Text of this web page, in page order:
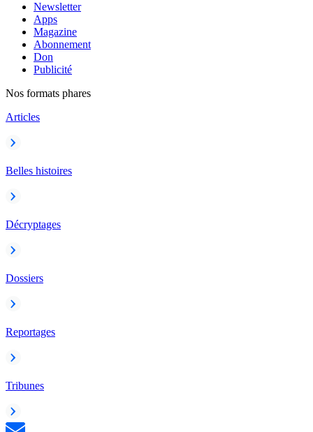
Newsletter
Apps
Magazine
Abonnement
Don
Publicité
Nos formats phares
Articles
Belles histoires
Décryptages
Dossiers
Reportages
Tribunes